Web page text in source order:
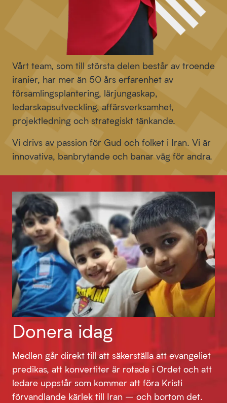
Vårt team, som till största delen består av troende
iranier, har mer än 50 års erfarenhet av
församlingsplantering, lärjungaskap,
ledarskapsutveckling, affärsverksamhet,
projektledning och strategiskt tänkande.
Vi drivs av passion för Gud och folket i Iran. Vi är
innovativa, banbrytande och banar väg för andra.
Donera idag
Medlen går direkt till att säkerställa att evangeliet
predikas, att konvertiter är rotade i Ordet och att
ledare uppstår som kommer att föra Kristi
förvandlande kärlek till Iran – och bortom det.